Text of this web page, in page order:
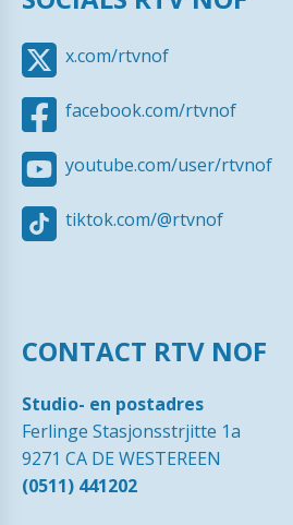
x.com/rtvnof
facebook.com/rtvnof
youtube.com/user/rtvnof
tiktok.com/@rtvnof
CONTACT RTV NOF
Studio- en postadres
Ferlinge Stasjonsstrjitte 1a
9271 CA DE WESTEREEN
(0511) 441202